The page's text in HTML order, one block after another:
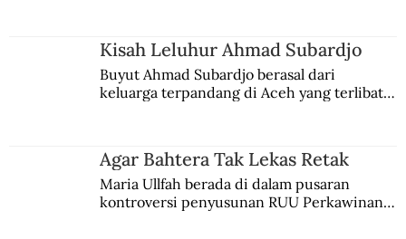
Kisah Leluhur Ahmad Subardjo
Buyut Ahmad Subardjo berasal dari
keluarga terpandang di Aceh yang terlibat
Agar Bahtera Tak Lekas Retak
Maria Ullfah berada di dalam pusaran
kontroversi penyusunan RUU Perkawinan.